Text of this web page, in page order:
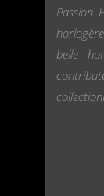
Passion
belle